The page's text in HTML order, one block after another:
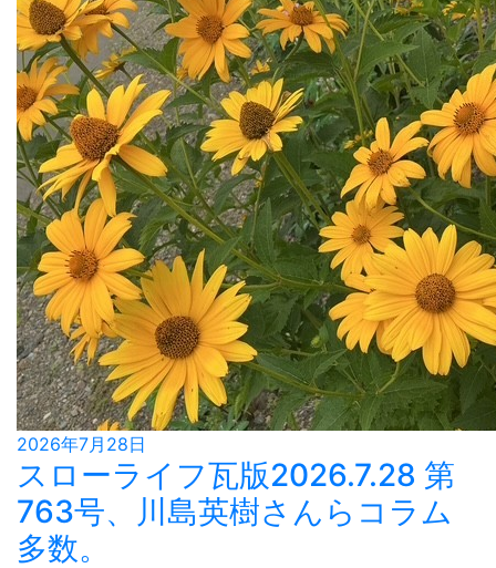
2026年7月28日
スローライフ瓦版2026.7.28 第
763号、川島英樹さんらコラム
多数。